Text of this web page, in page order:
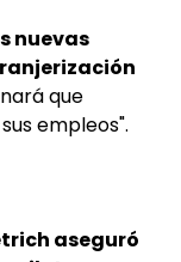
nuevas
que
empleos".
aseguró